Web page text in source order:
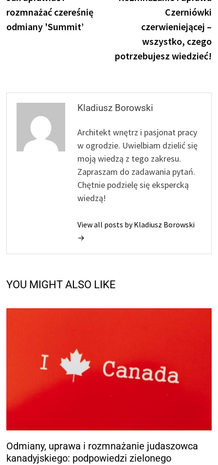
wpisu
rozmnażać czereśnię
odmiany 'Summit’
Czerniówki
czerwieniejącej –
wszystko, czego
potrzebujesz wiedzieć!
Kladiusz Borowski
Architekt wnętrz i pasjonat pracy
w ogrodzie. Uwielbiam dzielić się
moją wiedzą z tego zakresu.
Zapraszam do zadawania pytań.
Chętnie podzielę się ekspercką
wiedzą!
View all posts by Kladiusz Borowski
→
YOU MIGHT ALSO LIKE
Odmiany, uprawa i rozmnażanie judaszowca
kanadyjskiego: podpowiedzi zielonego